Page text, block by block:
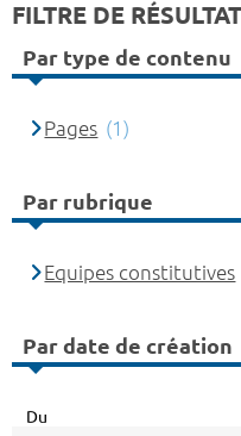
FILTRE DE
Par type de contenu
Pages (1)
Par rubrique
Equipes constitutives
Par date de création
Du